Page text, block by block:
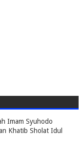
Imam Syuhodo
Khatib Sholat Idul